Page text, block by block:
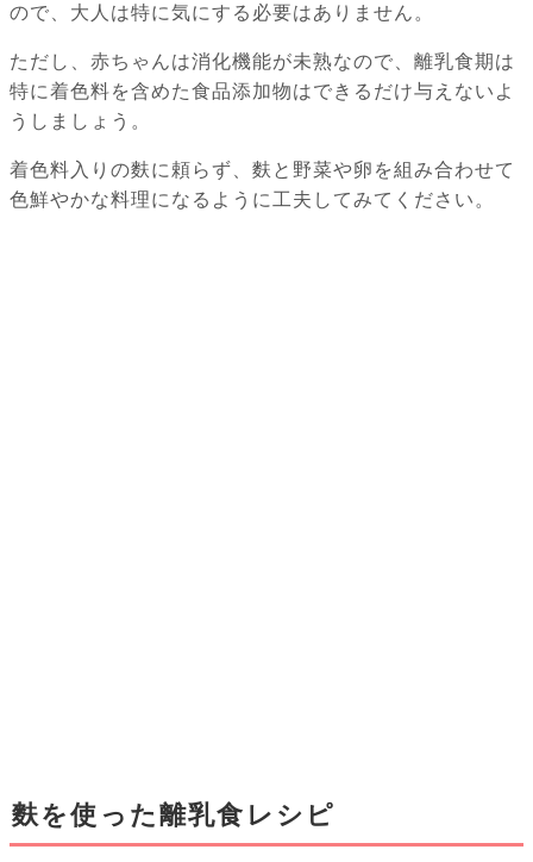
ので、大人は特に気にする必要はありません。
ただし、赤ちゃんは消化機能が未熟なので、離乳食期は
特に着色料を含めた食品添加物はできるだけ与えないよ
うしましょう。
着色料入りの麩に頼らず、麩と野菜や卵を組み合わせて
色鮮やかな料理になるように工夫してみてください。
麩を使った離乳食レシピ